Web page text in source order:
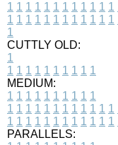
1 1 1 1 1 1 1 1 1 1 1 1
1 1 1 1 1 1 1 1 1 1 1 1
1
CUTTLY OLD:
1
1 1 1 1 1 1 1 1 1 1
MEDIUM:
1 1 1 1 1 1 1 1 1 1
1 1 1 1 1 1 1 1 1 1 1 1
1 1 1 1 1 1 1 1 1 1 1 1
PARALLELS: